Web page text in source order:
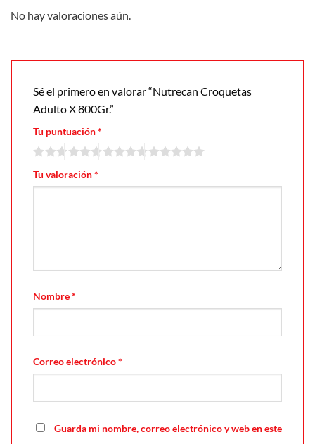
No hay valoraciones aún.
Sé el primero en valorar “Nutrecan Croquetas
Adulto X 800Gr.”
Tu puntuación*
Tu valoración*
Nombre*
Correo electrónico*
Guarda mi nombre, correo electrónico y web en este